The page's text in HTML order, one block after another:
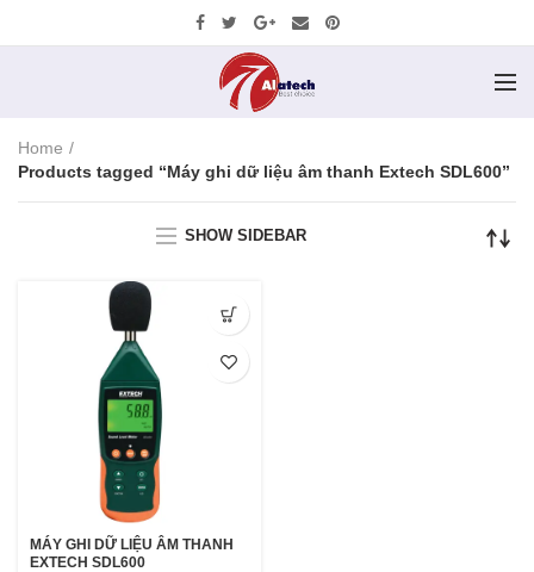
Home
Products tagged “Máy ghi dữ liệu âm thanh Extech SDL600”
SHOW SIDEBAR
MÁY GHI DỮ LIỆU ÂM THANH
EXTECH SDL600